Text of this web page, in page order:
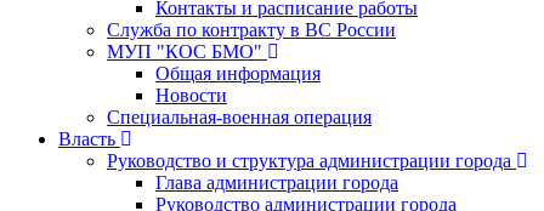
Контакты и расписание работы
Служба по контракту в ВС России
МУП "КОС БМО"
Общая информация
Новости
Специальная-военная операция
Власть
Руководство и структура администрации города
Глава администрации города
Руководство администрации города